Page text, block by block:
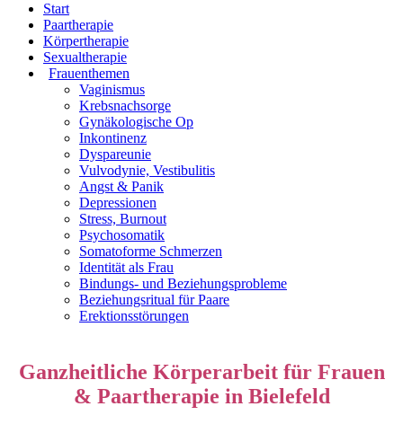
Start
Paartherapie
Körpertherapie
Sexualtherapie
Frauenthemen
Vaginismus
Krebsnachsorge
Gynäkologische Op
Inkontinenz
Dyspareunie
Vulvodynie, Vestibulitis
Angst & Panik
Depressionen
Stress, Burnout
Psychosomatik
Somatoforme Schmerzen
Identität als Frau
Bindungs- und Beziehungsprobleme
Beziehungsritual für Paare
Erektionsstörungen
Ganzheitliche Körperarbeit für Frauen
& Paartherapie in Bielefeld